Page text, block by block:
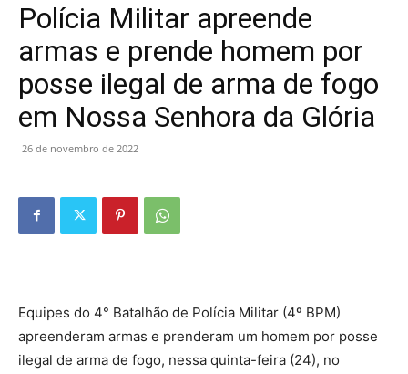
Polícia Militar apreende
armas e prende homem por
posse ilegal de arma de fogo
em Nossa Senhora da Glória
26 de novembro de 2022
Equipes do 4° Batalhão de Polícia Militar (4º BPM)
apreenderam armas e prenderam um homem por posse
ilegal de arma de fogo, nessa quinta-feira (24), no